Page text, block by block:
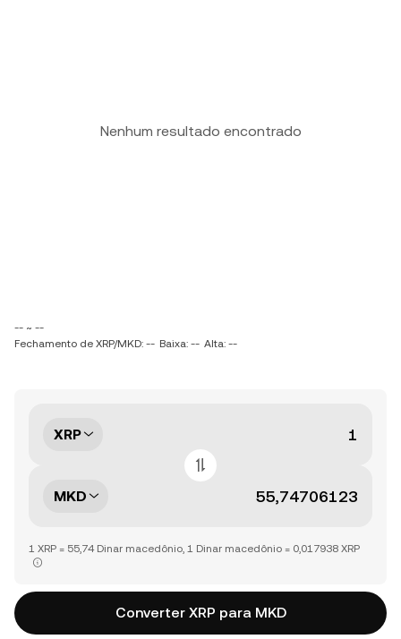
Nenhum resultado encontrado
-- ~ --
Fechamento de XRP/MKD: -- Baixa: -- Alta: --
XRP
MKD
1 XRP = 55,74 Dinar macedônio, 1 Dinar macedônio = 0,017938 XRP
Converter XRP para MKD